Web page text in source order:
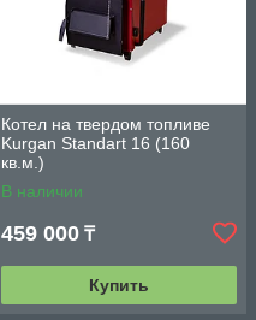
Котел на твердом топливе
Kurgan Standart 16 (160
кв.м.)
В наличии
459 000 ₸
Купить